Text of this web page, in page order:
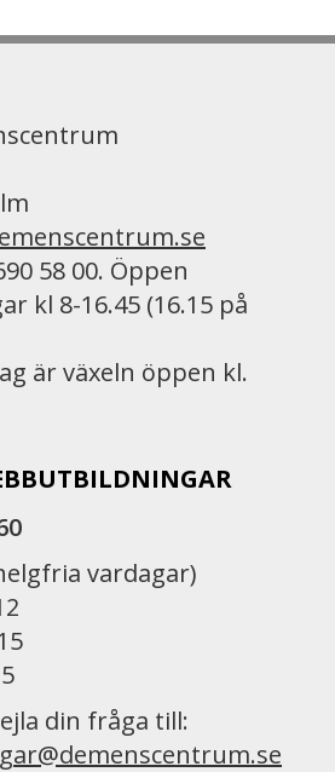
58 00. Öppen
kl 8-16.45 (16.15 på
är växeln öppen kl.
vardagar)
din fråga till: